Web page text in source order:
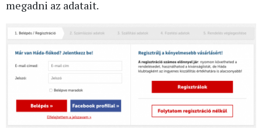
megadni az adatait.